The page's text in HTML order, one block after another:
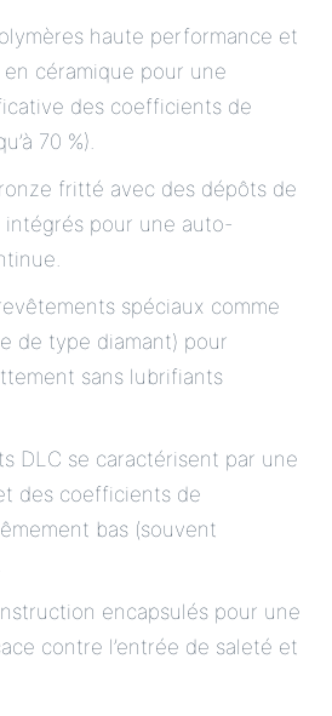
haute performance et
céramique pour une
des coefficients de
70 %).
fritté avec des dépôts de
pour une auto-
spéciaux comme
de type diamant) pour
sans lubrifiants
DLC se caractérisent par une
des coefficients de
bas (souvent
encapsulés pour une
contre l’entrée de saleté et